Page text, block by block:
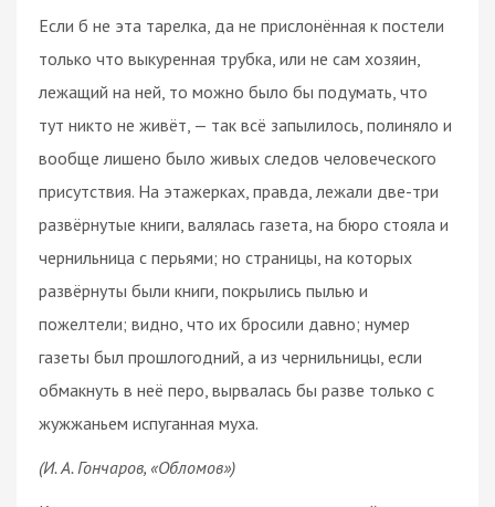
Если б не эта тарелка, да не прислонённая к постели
только что выкуренная трубка, или не сам хозяин,
лежащий на ней, то можно было бы подумать, что
тут никто не живёт, — так всё запылилось, полиняло и
вообще лишено было живых следов человеческого
присутствия. На этажерках, правда, лежали две-три
развёрнутые книги, валялась газета, на бюро стояла и
чернильница с перьями; но страницы, на которых
развёрнуты были книги, покрылись пылью и
пожелтели; видно, что их бросили давно; нумер
газеты был прошлогодний, а из чернильницы, если
обмакнуть в неё перо, вырвалась бы разве только с
жужжаньем испуганная муха.
(И. А. Гончаров, «Обломов»)